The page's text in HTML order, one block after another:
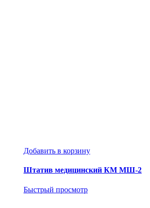
Добавить в корзину
Штатив медицинский КМ МШ-2
Быстрый просмотр